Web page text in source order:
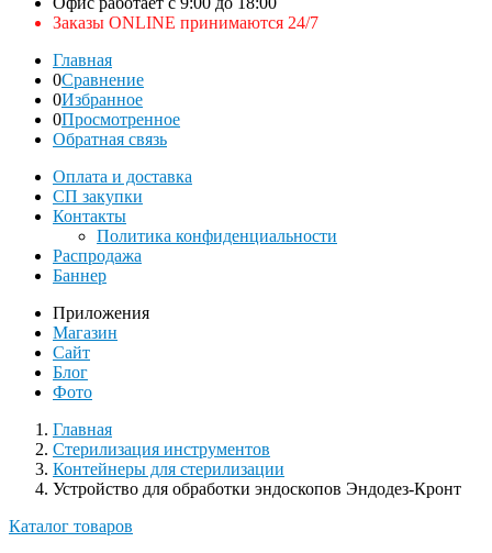
Заказы ONLINE принимаются 24/7
Главная
0Сравнение
0Избранное
0Просмотренное
Обратная связь
Оплата и доставка
СП закупки
Контакты
Политика конфиденциальности
Распродажа
Баннер
Приложения
Магазин
Сайт
Блог
Фото
Главная
Стерилизация инструментов
Контейнеры для стерилизации
Устройство для обработки эндоскопов Эндодез-Кронт
Каталог товаров